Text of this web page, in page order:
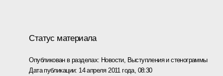
Статус материала
Опубликован в разделах: Новости, Выступления и стенограммы
Дата публикации: 14 апреля 2011 года, 08:30